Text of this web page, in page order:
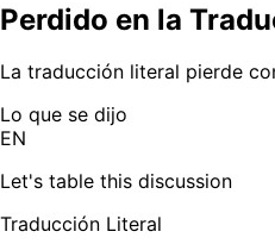
Perdido en la
La traducción literal pierde
Lo que se dijo
EN
Let's table this discussion
Traducción Literal